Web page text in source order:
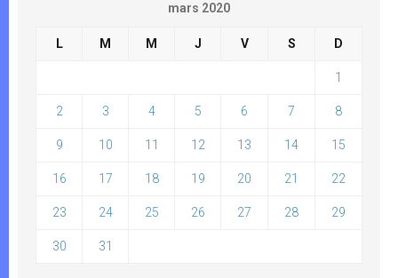
mars 2020
L M M J V S D
1
2 3 4 5 6 7 8
9 10 11 12 13 14 15
16 17 18 19 20 21 22
23 24 25 26 27 28 29
30 31